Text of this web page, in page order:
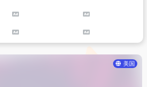
美国